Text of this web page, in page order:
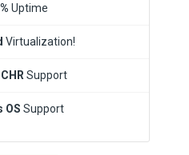
Uptime
Virtualization!
Support
OS Support